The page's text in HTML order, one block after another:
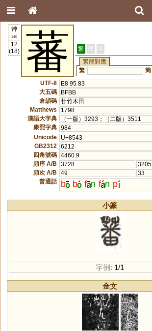
艸
140
12
(18)
蕃 繁 簡 港
繁簡對應
繁
簡
UTF-8
E8 95 83
大五碼
BFBB
倉頡碼 廿竹木田
Matthews
1798
漢語大字典
（一版）3293；（二版）3511
康熙字典 984
Unicode
U+8543
GB2312
6212
四角號碼 4460.9
頻序 A/B
3728
3205
頻次 A/B
49
33
普通話
b b f n f n p
小篆
字例: 1/1
金文